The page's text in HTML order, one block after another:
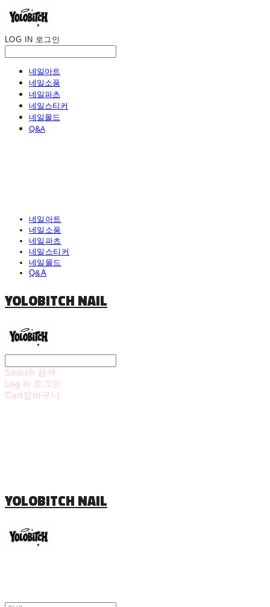
LOG IN 로그인
네일아트
네일소품
네일파츠
네일스티커
네일몰드
Q&A
네일아트
네일소품
네일파츠
네일스티커
네일몰드
Q&A
YOLOBITCH NAIL
Search 검색
Log In 로그인
Cart장바구니
YOLOBITCH NAIL